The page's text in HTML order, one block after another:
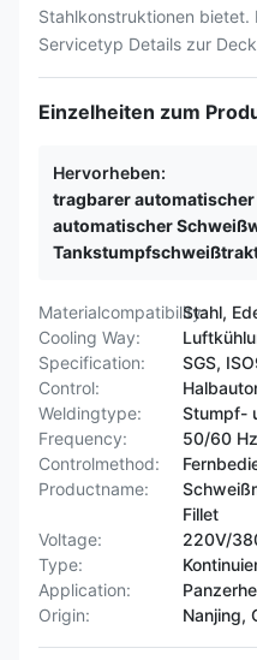
Stahlkonstruktionen bietet.
Servicetyp Details zur
Einzelheiten zum
Hervorheben:
tragbarer
automatischer
Materialcompatibility:Stahl,
Cooling Way:
Specification:
SGS,
Control:
Weldingtype:
Stumpf-
Frequency:
50/60 Hz
Controlmethod:
Productname:
Fillet
Voltage:
220V/
Type:
Application:
Origin:
Nanjing,